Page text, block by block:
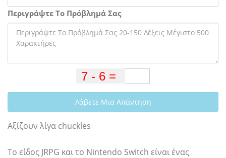
Περιγράψτε Το Πρόβλημά Σας
Λάβετε Μια Απάντηση
Αξίζουν λίγα chuckles
Το είδος JRPG και το Nintendo Switch είναι ένας